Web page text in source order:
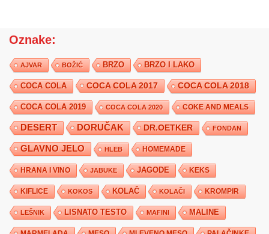
Oznake:
AJVAR BOŽIĆ BRZO BRZO I LAKO
COCA COLA COCA COLA 2017 COCA COLA 2018
COCA COLA 2019 COCA COLA 2020 COKE AND MEALS
DESERT DORUČAK DR.OETKER FONDAN
GLAVNO JELO HLEB HOMEMADE
HRANA I VINO JABUKE JAGODE KEKS
KIFLICE KOKOS KOLAČ KOLAČI KROMPIR
LEŠNIK LISNATO TESTO MAFINI MALINE